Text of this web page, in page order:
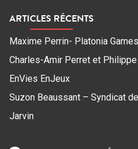
ARTICLES RÉCENTS
Maxime Perrin- Platonia Games
Charles-Amir Perret et
EnVies EnJeux
Suzon Beaussant – Syndicat
Jarvin